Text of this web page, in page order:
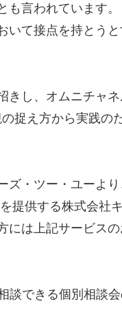
言われています。
いて接点を持とう
し、オムニチャネ
捉え方から実践の
ズ・ツー・ユーよ
提供する株式会社
は上記サービス
談できる個別相談